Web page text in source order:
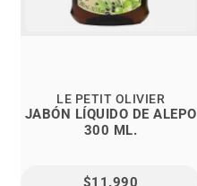
JABÓN LÍQUIDO DE ALEPO
300 ML.
LE PETIT OLIVIER
$11.990